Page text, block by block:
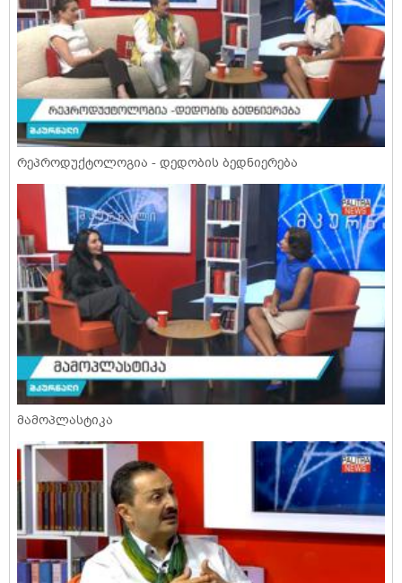
რეპროდუქტოლოგია - დედობის ბედნიერება
მამოპლასტიკა